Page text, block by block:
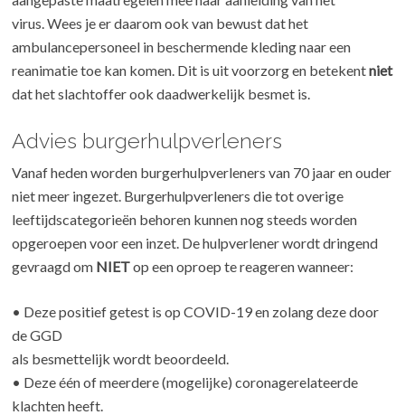
virus. Wees je er daarom ook van bewust dat het
ambulancepersoneel in beschermende kleding naar een
reanimatie toe kan komen. Dit is uit voorzorg en betekentniet
dat het slachtoffer ook daadwerkelijk besmet is.
Advies burgerhulpverleners
Vanaf heden worden burgerhulpverleners van 70 jaar en ouder
niet meer ingezet. Burgerhulpverleners die tot overige
leeftijdscategorieën behoren kunnen nog steeds worden
opgeroepen voor een inzet. De hulpverlener wordt dringend
gevraagd om NIETop een oproep te reageren wanneer:
• Deze positief getest is op COVID-19 en zolang deze door
de GGD
als besmettelijk wordt beoordeeld.
• Deze één of meerdere (mogelijke) coronagerelateerde
klachten heeft.